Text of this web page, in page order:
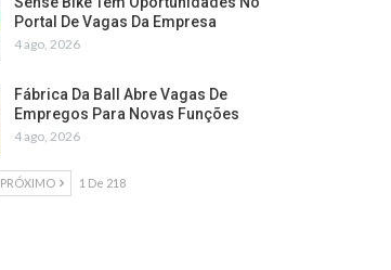
Portal De Vagas Da Empresa
4 ago, 2026
Fábrica Da Ball Abre Vagas De
Empregos Para Novas Funções
4 ago, 2026
PRÓXIMO 1 De 218